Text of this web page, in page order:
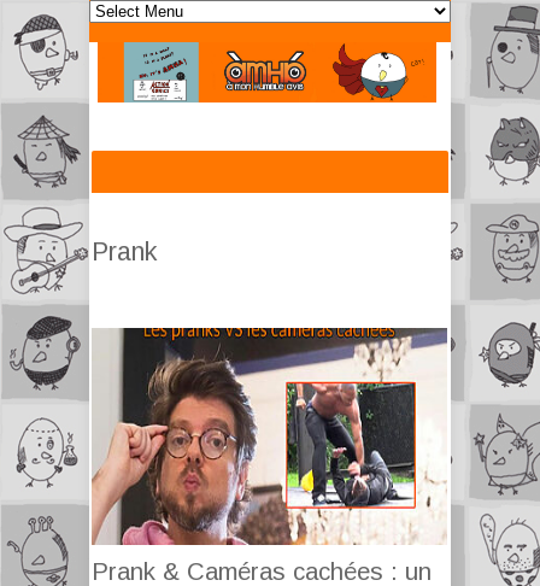
Prank
Prank & Caméras cachées : un